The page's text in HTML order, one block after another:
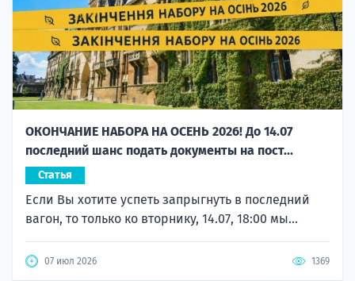
ОКОНЧАНИЕ НАБОРА НА ОСЕНЬ 2026! До 14.07
последний шанс подать документы на пост...
Статья
Если Вы хотите успеть запрыгнуть в последний
вагон, то только ко вторнику, 14.07, 18:00 мы...
07 июл 2026 1369